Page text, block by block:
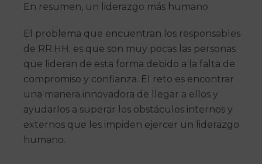
En resumen, un liderazgo más humano.
El problema que encuentran los responsables
de RR.HH. es que son muy pocas las personas
que lideran de esta forma debido a la falta de
compromiso y confianza. El reto es encontrar
una manera innovadora de llegar a ellos y
ayudarlos a superar los obstáculos internos y
externos que les impiden ejercer un liderazgo
humano.